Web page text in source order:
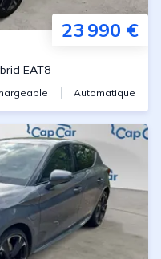
23 990 €
EAT8
Automatique